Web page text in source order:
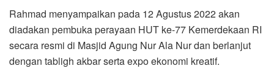
Rahmad menyampaikan pada 12 Agustus 2022 akan
diadakan pembuka perayaan HUT ke-77 Kemerdekaan RI
secara resmi di Masjid Agung Nur Ala Nur dan berlanjut
dengan tabligh akbar serta expo ekonomi kreatif.